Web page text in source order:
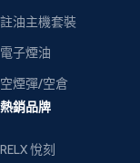
註油主機套裝
電子煙油
空煙彈/空倉
熱銷品牌
RELX 悅刻